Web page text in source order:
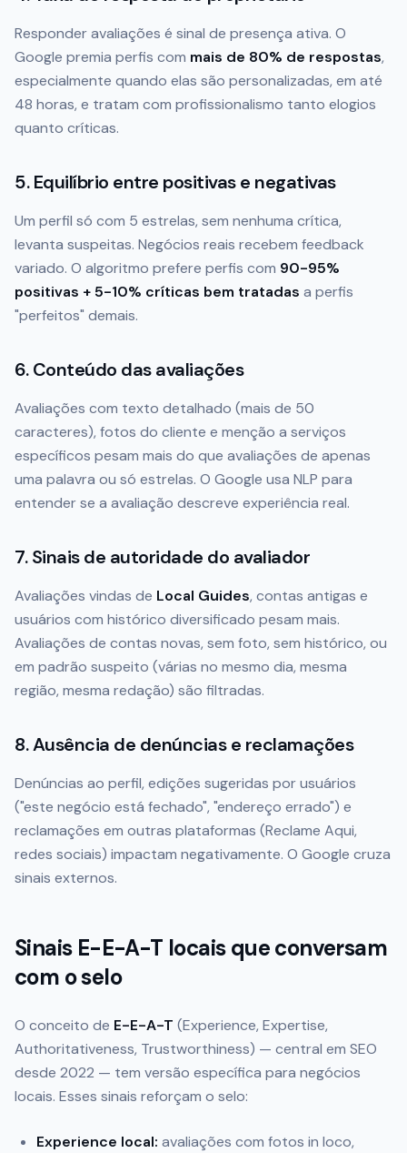
Responder avaliações é sinal de presença ativa. O
Google premia perfis com mais de 80% de respostas,
especialmente quando elas são personalizadas, em até
48 horas, e tratam com profissionalismo tanto elogios
quanto críticas.
5. Equilíbrio entre positivas e negativas
Um perfil só com 5 estrelas, sem nenhuma crítica,
levanta suspeitas. Negócios reais recebem feedback
variado. O algoritmo prefere perfis com 90-95%
positivas + 5-10% críticas bem tratadas a perfis
"perfeitos" demais.
6. Conteúdo das avaliações
Avaliações com texto detalhado (mais de 50
caracteres), fotos do cliente e menção a serviços
específicos pesam mais do que avaliações de apenas
uma palavra ou só estrelas. O Google usa NLP para
entender se a avaliação descreve experiência real.
7. Sinais de autoridade do avaliador
Avaliações vindas de Local Guides, contas antigas e
usuários com histórico diversificado pesam mais.
Avaliações de contas novas, sem foto, sem histórico, ou
em padrão suspeito (várias no mesmo dia, mesma
região, mesma redação) são filtradas.
8. Ausência de denúncias e reclamações
Denúncias ao perfil, edições sugeridas por usuários
("este negócio está fechado", "endereço errado") e
reclamações em outras plataformas (Reclame Aqui,
redes sociais) impactam negativamente. O Google cruza
sinais externos.
Sinais E-E-A-T locais que conversam
com o selo
O conceito de E-E-A-T (Experience, Expertise,
Authoritativeness, Trustworthiness) — central em SEO
desde 2022 — tem versão específica para negócios
locais. Esses sinais reforçam o selo:
Experience local: avaliações com fotos in loco,